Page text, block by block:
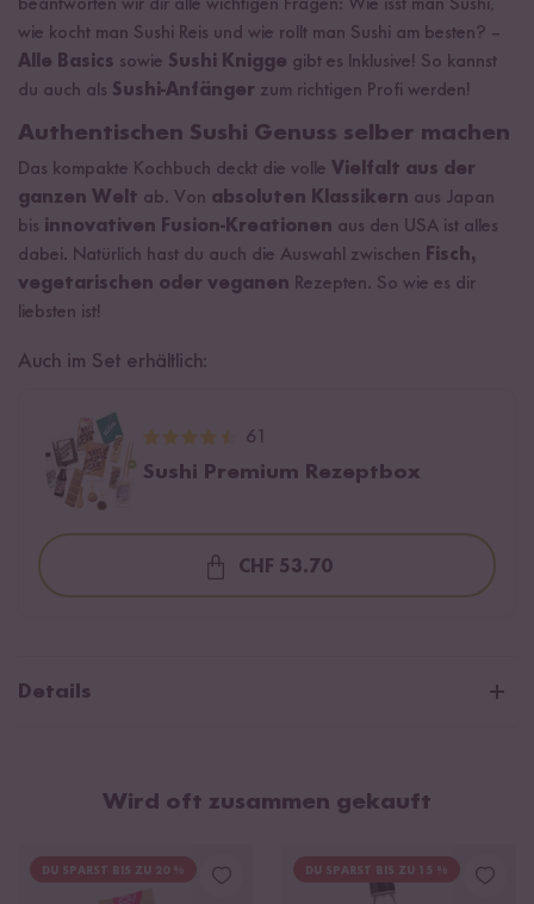
beantworten wir dir alle wichtigen Fragen: Wie isst man Sushi,
wie kocht man Sushi Reis und wie rollt man Sushi am besten? –
Alle Basics sowie Sushi Knigge gibt es Inklusive! So kannst
du auch als Sushi-Anfänger zum richtigen Profi werden!
Authentischen Sushi Genuss selber machen
Das kompakte Kochbuch deckt die volle Vielfalt aus der
ganzen Welt ab. Von absoluten Klassikern aus Japan
bis innovativen Fusion-Kreationen aus den USA ist alles
dabei. Natürlich hast du auch die Auswahl zwischen Fisch,
vegetarischen oder veganen Rezepten. So wie es dir
liebsten ist!
Auch im Set erhältlich:
61
Sushi Premium Rezeptbox
CHF 53.70
Details
Format: 16,5 x 20 cm, Softcover
Erscheinungstermin: Oktober 2020
Wird oft zusammen gekauft
DU SPARST BIS ZU 20 % DU SPARST BIS ZU 15 %